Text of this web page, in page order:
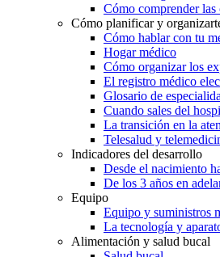
Cómo comprender
Cómo planificar y
Cómo hablar con tu
Hogar médico
Cómo organizar los
El registro médico
Glosario de
Cuando sales del
La transición en la
Telesalud y
Indicadores del desarrollo
Desde el nacimiento
De los 3 años en
Equipo
Equipo y suministros
La tecnología y
Alimentación y salud bucal